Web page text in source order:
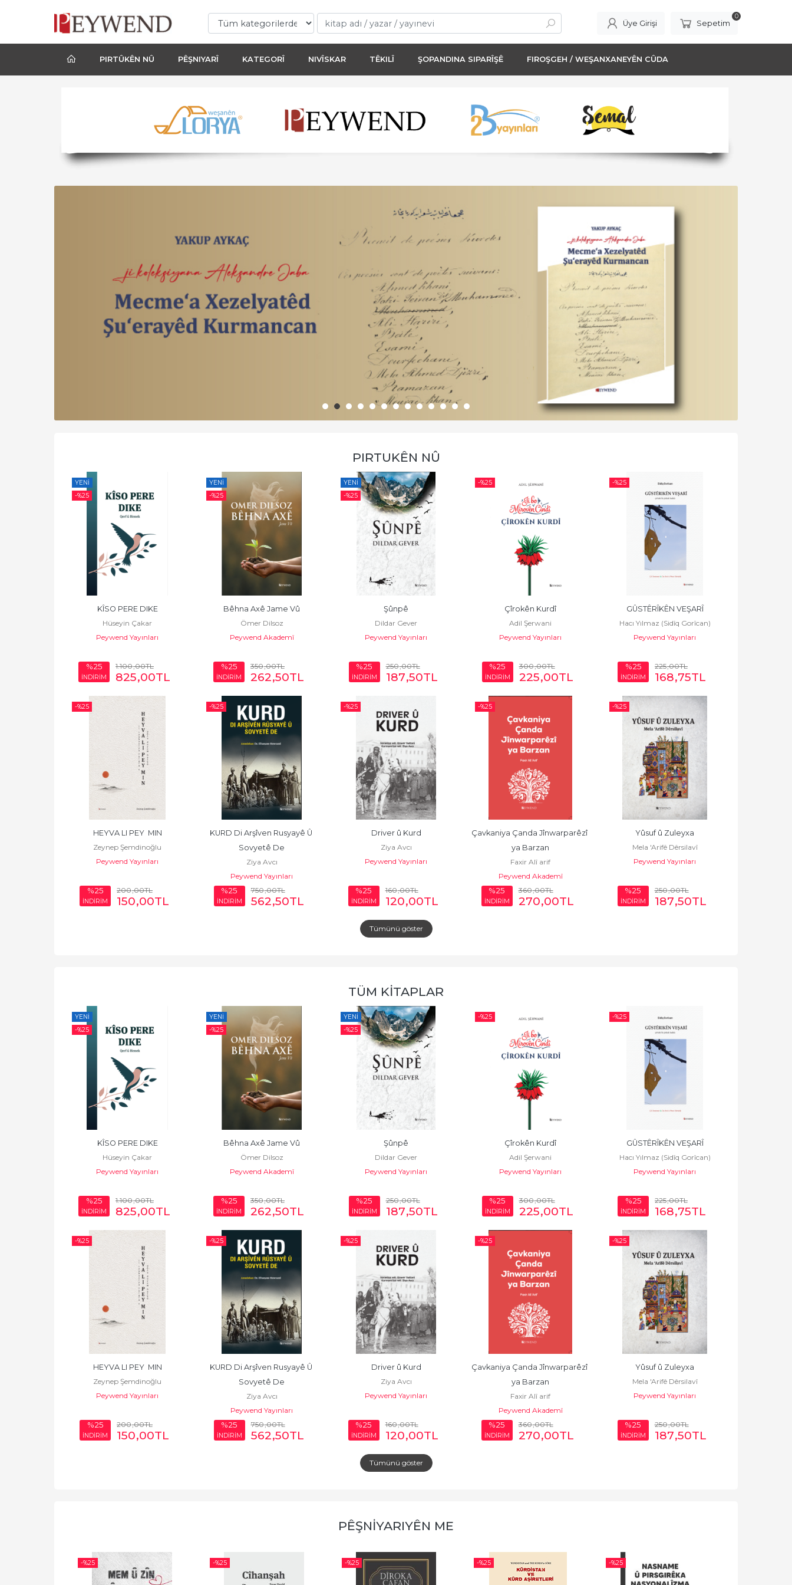
Üye Girişi Sepetim
0
PIRTÛKÊN NÛ PÊŞNIYARÎ KATEGORÎ NIVÎSKAR TÊKILÎ ŞOPANDINA SIPARÎŞÊ FIROŞGEH / WEŞANXANEYÊN CÛDA
PIRTUKÊN NÛ
YENI
-%25
KÎSO PERE DIKE
Hüseyin Çakar
Peywend Yayınları
%25
İNDİRİM
1.100,00TL
825,00TL
YENI
-%25
Bêhna Axê Jame Vû
Ömer Dilsoz
Peywend Akademî
%25
İNDİRİM
350,00TL
262,50TL
YENI
-%25
Şûnpê
Dildar Gever
Peywend Yayınları
%25
İNDİRİM
250,00TL
187,50TL
-%25
Çîrokên Kurdî
Adil Şerwani
Peywend Yayınları
%25
İNDİRİM
300,00TL
225,00TL
-%25
GÛSTÊRÎKÊN VEŞARÎ
Hacı Yılmaz (Sidîq Gorîcan)
Peywend Yayınları
%25
İNDİRİM
225,00TL
168,75TL
-%25
HEYVA LI PEY  MIN
Zeynep Şemdinoğlu
Peywend Yayınları
%25
İNDİRİM
200,00TL
150,00TL
-%25
KURD Di Arşîven Rusyayê Û
Sovyetê De
Ziya Avcı
Peywend Yayınları
%25
İNDİRİM
750,00TL
562,50TL
-%25
Driver û Kurd
Ziya Avcı
Peywend Yayınları
%25
İNDİRİM
160,00TL
120,00TL
-%25
Çavkaniya Çanda Jînwarparêzî
ya Barzan
Faxir Alî arif
Peywend Akademî
%25
İNDİRİM
360,00TL
270,00TL
-%25
Yûsuf û Zuleyxa
Mela 'Arifê Dêrsilavî
Peywend Yayınları
%25
İNDİRİM
250,00TL
187,50TL
Tümünü göster
TÜM KITAPLAR
YENI
-%25
KÎSO PERE DIKE
Hüseyin Çakar
Peywend Yayınları
%25
İNDİRİM
1.100,00TL
825,00TL
YENI
-%25
Bêhna Axê Jame Vû
Ömer Dilsoz
Peywend Akademî
%25
İNDİRİM
350,00TL
262,50TL
YENI
-%25
Şûnpê
Dildar Gever
Peywend Yayınları
%25
İNDİRİM
250,00TL
187,50TL
-%25
Çîrokên Kurdî
Adil Şerwani
Peywend Yayınları
%25
İNDİRİM
300,00TL
225,00TL
-%25
GÛSTÊRÎKÊN VEŞARÎ
Hacı Yılmaz (Sidîq Gorîcan)
Peywend Yayınları
%25
İNDİRİM
225,00TL
168,75TL
-%25
HEYVA LI PEY  MIN
Zeynep Şemdinoğlu
Peywend Yayınları
%25
İNDİRİM
200,00TL
150,00TL
-%25
KURD Di Arşîven Rusyayê Û
Sovyetê De
Ziya Avcı
Peywend Yayınları
%25
İNDİRİM
750,00TL
562,50TL
-%25
Driver û Kurd
Ziya Avcı
Peywend Yayınları
%25
İNDİRİM
160,00TL
120,00TL
-%25
Çavkaniya Çanda Jînwarparêzî
ya Barzan
Faxir Alî arif
Peywend Akademî
%25
İNDİRİM
360,00TL
270,00TL
-%25
Yûsuf û Zuleyxa
Mela 'Arifê Dêrsilavî
Peywend Yayınları
%25
İNDİRİM
250,00TL
187,50TL
Tümünü göster
PÊŞNİYARIYÊN ME
-%25 -%25 -%25 -%25 -%25